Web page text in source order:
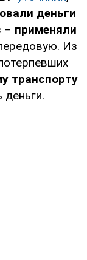
деньги
– применяли
Из
транспорту
деньги.